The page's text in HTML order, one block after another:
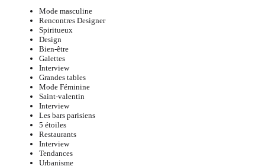
Mode masculine
Rencontres Designer
Spiritueux
Design
Bien-être
Galettes
Interview
Grandes tables
Mode Féminine
Saint-valentin
Interview
Les bars parisiens
5 étoiles
Restaurants
Interview
Tendances
Urbanisme